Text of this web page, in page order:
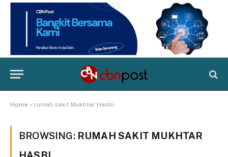
Home » rumah sakit Mukhtar Hasbi
BROWSING: RUMAH SAKIT MUKHTAR